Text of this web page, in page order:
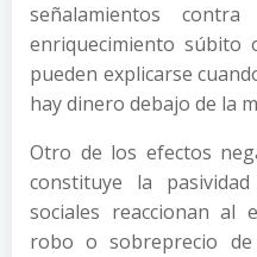
señalamientos
enriquecimiento súbito
pueden explicarse
hay dinero debajo de la
Otro de los efectos
constituye la
sociales reaccionan al
robo o sobreprecio de